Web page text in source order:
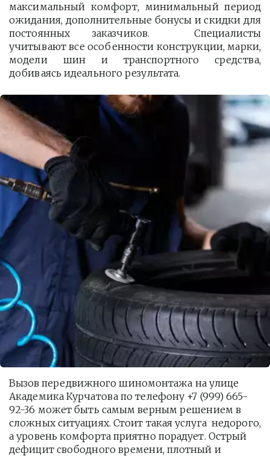
максимальный комфорт, минимальный период
ожидания, дополнительные бонусы и скидки для
постоянных заказчиков. Специалисты
учитывают все особенности конструкции, марки,
модели шин и транспортного средства,
добиваясь идеального результата.
Вызов передвижного шиномонтажа на улице
Академика Курчатова по телефону +7 (999) 665-
92-36 может быть самым верным решением в
сложных ситуациях. Стоит такая услуга  недорого,
а уровень комфорта приятно порадует. Острый
дефицит свободного времени, плотный и